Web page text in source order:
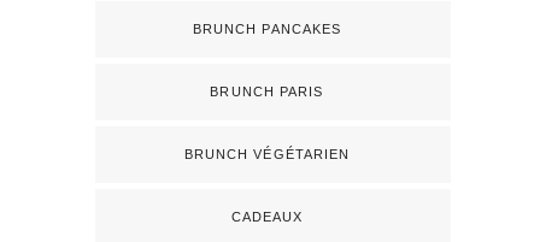
BRUNCH PANCAKES
BRUNCH PARIS
BRUNCH VÉGÉTARIEN
CADEAUX